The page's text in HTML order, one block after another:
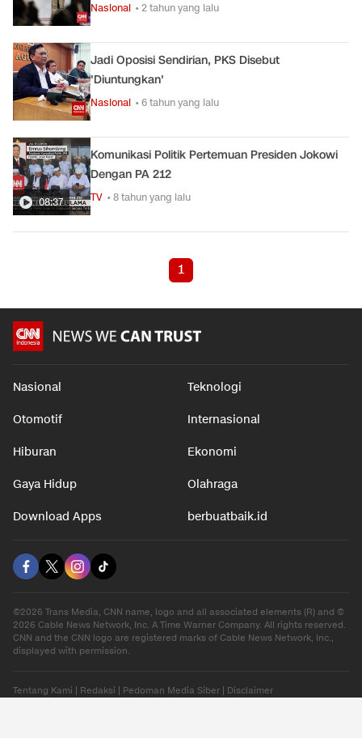
Nasional • 2 tahun yang lalu
Jadi Oposisi Sendirian, PKS Disebut
'Diuntungkan'
Nasional • 6 tahun yang lalu
08:37
Komunikasi Politik Pertemuan Presiden Jokowi
Dengan PA 212
TV • 8 tahun yang lalu
1
Nasional Teknologi
Otomotif Internasional
Hiburan Ekonomi
Gaya Hidup Olahraga
Download Apps berbuatbaik.id
©2026 Trans Media, CNN name, logo and all associated elements (R) and ©
2026 Cable News Network, Inc. A Time Warner Company. All rights reserved.
CNN and the CNN logo are registered marks of Cable News Network, Inc.,
displayed with permission.
Tentang Kami Redaksi Pedoman Media Siber Disclaimer